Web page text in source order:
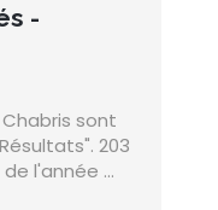
-
sont
203
l'année ...